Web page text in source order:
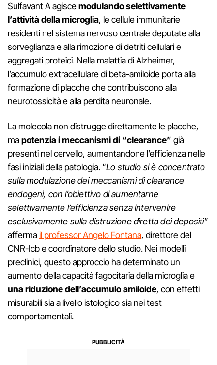
Sulfavant A agiscemodulando selettivamente
l’attività della microglia, le cellule immunitarie
residenti nel sistema nervoso centrale deputate alla
sorveglianza e alla rimozione di detriti cellulari e
aggregati proteici. Nella malattia di Alzheimer,
l’accumulo extracellulare di beta-amiloide porta alla
formazione di placche che contribuiscono alla
neurotossicità e alla perdita neuronale.
La molecola non distrugge direttamente le placche,
mapotenzia i meccanismi di “clearance” già
presenti nel cervello, aumentandone l’efficienza nelle
fasi iniziali della patologia. “Lo studio si è concentrato
sulla modulazione dei meccanismi di clearance
endogeni, con l’obiettivo di aumentarne
selettivamente l’efficienza senza intervenire
esclusivamente sulla distruzione diretta dei depositi”
affermail professor Angelo Fontana, direttore del
CNR-Icb e coordinatore dello studio. Nei modelli
preclinici, questo approccio ha determinato un
aumento della capacità fagocitaria della microglia e
una riduzione dell’accumulo amiloide, con effetti
misurabili sia a livello istologico sia nei test
comportamentali.